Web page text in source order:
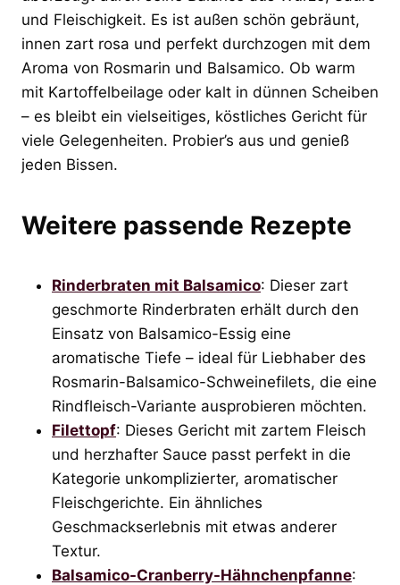
und Fleischigkeit. Es ist außen schön gebräunt,
innen zart rosa und perfekt durchzogen mit dem
Aroma von Rosmarin und Balsamico. Ob warm
mit Kartoffelbeilage oder kalt in dünnen Scheiben
– es bleibt ein vielseitiges, köstliches Gericht für
viele Gelegenheiten. Probier’s aus und genieß
jeden Bissen.
Weitere passende Rezepte
Rinderbraten mit Balsamico: Dieser zart
geschmorte Rinderbraten erhält durch den
Einsatz von Balsamico-Essig eine
aromatische Tiefe – ideal für Liebhaber des
Rosmarin-Balsamico-Schweinefilets, die eine
Rindfleisch-Variante ausprobieren möchten.
Filettopf: Dieses Gericht mit zartem Fleisch
und herzhafter Sauce passt perfekt in die
Kategorie unkomplizierter, aromatischer
Fleischgerichte. Ein ähnliches
Geschmackserlebnis mit etwas anderer
Textur.
Balsamico-Cranberry-Hähnchenpfanne: